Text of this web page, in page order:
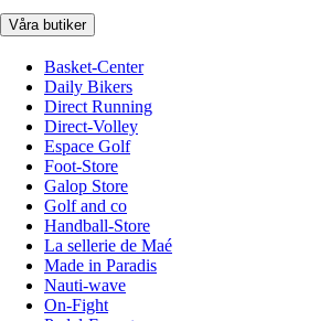
Våra butiker
Basket-Center
Daily Bikers
Direct Running
Direct-Volley
Espace Golf
Foot-Store
Galop Store
Golf and co
Handball-Store
La sellerie de Maé
Made in Paradis
Nauti-wave
On-Fight